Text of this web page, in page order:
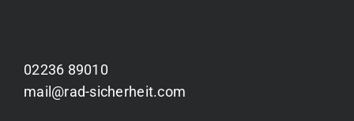
02236 89010
mail@rad-sicherheit.com